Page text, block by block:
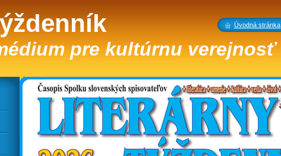
pre kultúrnu verejnosť
Úvodná stránka